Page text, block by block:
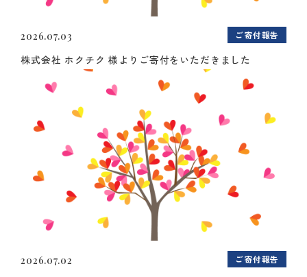
2026.07.03 ご寄付報告
株式会社 ホクチク 様よりご寄付をいただきました
2026.07.02 ご寄付報告